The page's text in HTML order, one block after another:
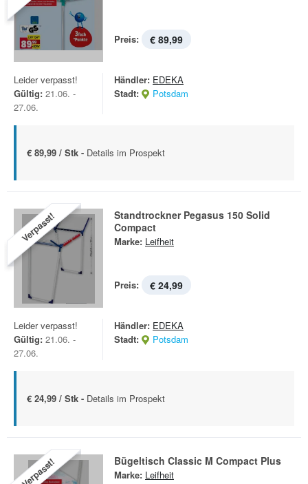
Preis: € 89,99
Leider verpasst!
Gültig: 21.06. -
27.06.
Händler: EDEKA
Stadt:
Potsdam
€ 89,99 / Stk - Details im Prospekt
Verpasst!
Standtrockner Pegasus 150 Solid
Compact
Marke: Leifheit
Preis: € 24,99
Leider verpasst!
Gültig: 21.06. -
27.06.
Händler: EDEKA
Stadt:
Potsdam
€ 24,99 / Stk - Details im Prospekt
Verpasst! Bügeltisch Classic M Compact Plus
Marke: Leifheit